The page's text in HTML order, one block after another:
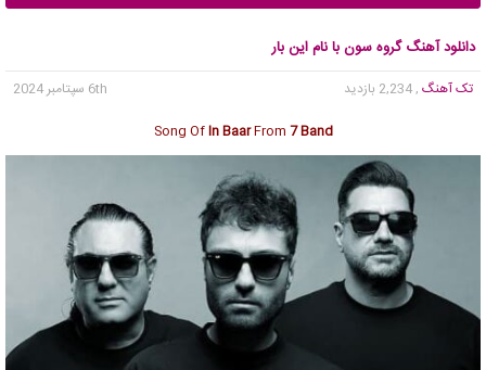
دانلود آهنگ گروه سون با نام این بار
تک آهنگ , 2,234 بازدید
6th سپتامبر 2024
Song OfIn BaarFrom 7 Band